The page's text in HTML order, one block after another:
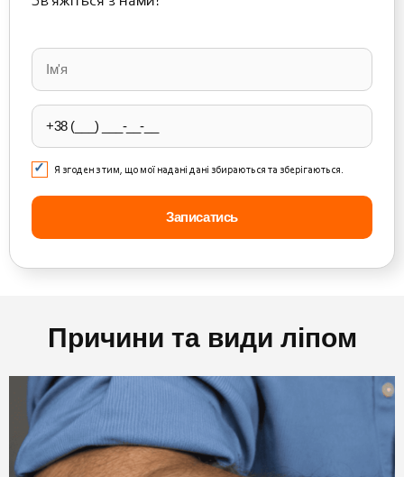
leave
this
field
empty.
Я згоден з тим, що мої надані дані збираються та зберігаються.
Причини та види ліпом